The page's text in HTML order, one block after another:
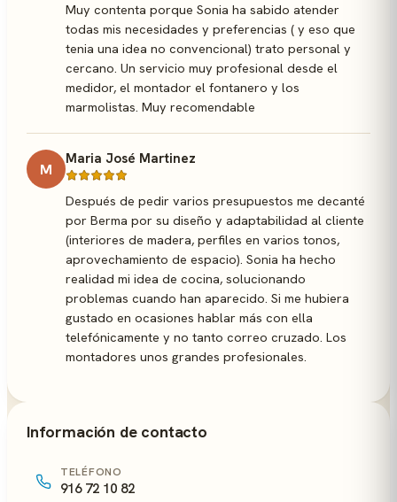
Muy contenta porque Sonia ha sabido atender
todas mis necesidades y preferencias ( y eso que
tenia una idea no convencional) trato personal y
cercano. Un servicio muy profesional desde el
medidor, el montador el fontanero y los
marmolistas. Muy recomendable
M
Maria José Martinez
Después de pedir varios presupuestos me decanté
por Berma por su diseño y adaptabilidad al cliente
(interiores de madera, perfiles en varios tonos,
aprovechamiento de espacio). Sonia ha hecho
realidad mi idea de cocina, solucionando
problemas cuando han aparecido. Si me hubiera
gustado en ocasiones hablar más con ella
telefónicamente y no tanto correo cruzado. Los
montadores unos grandes profesionales.
Información de contacto
TELÉFONO
916 72 10 82